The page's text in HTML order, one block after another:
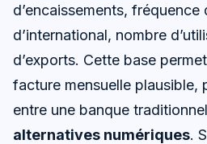
d’encaissements,
d’international, nombre
d’exports. Cette base
facture mensuelle plausible,
entre une banque
alternatives numériques.